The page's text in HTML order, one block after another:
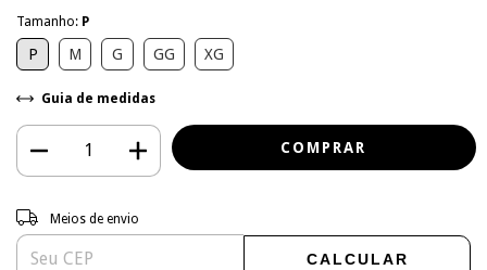
Tamanho: P
P M G GG XG
Guia de medidas
Entregas para o CEP:
Meios de envio
CALCULAR